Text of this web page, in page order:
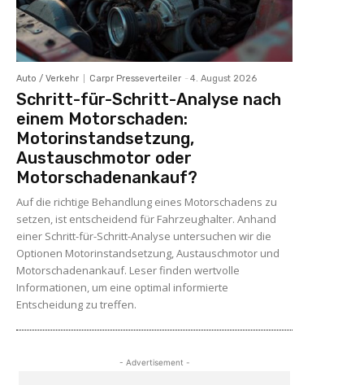
Auto / Verkehr Carpr Presseverteiler - 4. August 2026
Schritt-für-Schritt-Analyse nach
einem Motorschaden:
Motorinstandsetzung,
Austauschmotor oder
Motorschadenankauf?
Auf die richtige Behandlung eines Motorschadens zu
setzen, ist entscheidend für Fahrzeughalter. Anhand
einer Schritt-für-Schritt-Analyse untersuchen wir die
Optionen Motorinstandsetzung, Austauschmotor und
Motorschadenankauf. Leser finden wertvolle
Informationen, um eine optimal informierte
Entscheidung zu treffen.
- Advertisement -